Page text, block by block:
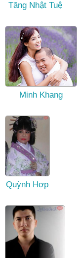
Tăng Nhật Tuệ
Minh Khang
Quỳnh Hợp